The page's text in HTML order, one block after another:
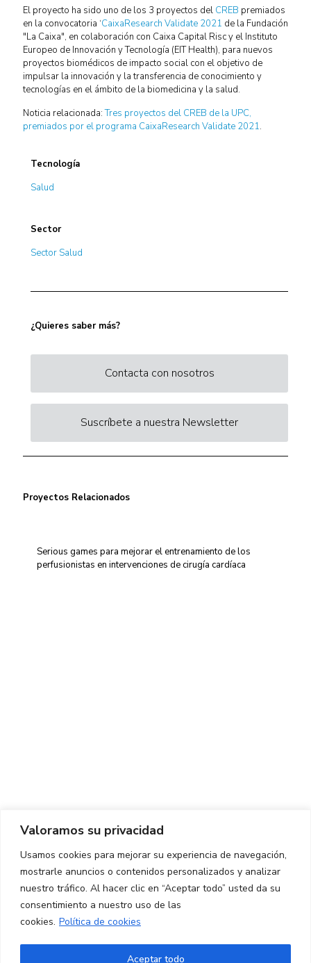
Valoramos su privacidad
Usamos cookies para mejorar su experiencia de navegación,
mostrarle anuncios o contenidos personalizados y analizar
nuestro tráfico. Al hacer clic en “Aceptar todo” usted da su
consentimiento a nuestro uso de las
cookies. Política de cookies
Aceptar todo
El proyecto ha sido uno de los 3 proyectos del CREB premiados
en la convocatoria ‘CaixaResearch Validate 2021 de la Fundación
"La Caixa", en colaboración con Caixa Capital Risc y el Instituto
Europeo de Innovación y Tecnología (EIT Health), para nuevos
proyectos biomédicos de impacto social con el objetivo de
impulsar la innovación y la transferencia de conocimiento y
tecnologías en el ámbito de la biomedicina y la salud.
Noticia relacionada:Tres proyectos del CREB de la UPC,
premiados por el programa CaixaResearch Validate 2021.
Tecnología
Salud
Sector
Sector Salud
¿Quieres saber más?
Contacta con nosotros
Suscríbete a nuestra Newsletter
Proyectos Relacionados
Serious games para mejorar el entrenamiento de los
perfusionistas en intervenciones de cirugía cardíaca
CONTACTO
Ed. K2M (Planta 1, Oficina 106)
C/ Jordi Girona 1-3
08034 Barcelona (España)
+34 93 405 44 03